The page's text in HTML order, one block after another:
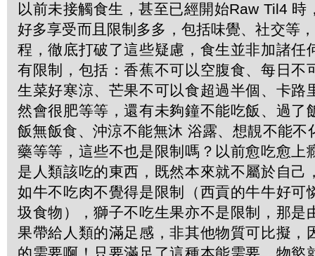
以前未接觸食生，甚至已經開始Raw Til4 時
好多享受而且限制多多，包括味覺、社交等
程，徹底打破了這些疑慮，食生並非加諸任
有限制，包括：香蕉不可以空腹食、每日不
生菜好寒涼、芒果不可以食超過半個、卡路
然會很肥等等，還有未夠鐘不能吃飯、過了
飯無飯食、沖涼不能無沐 浴露、想靚不能不
藥等等，這些不也是限制嗎？以前愈吃愈上
是人類該吃的東西，既然本來就不屬於自己
如牛不吃肉不覺得是限制（西貢的牛牛好可
圾食物），獅子不吃生果亦不是限制，那是
果帶給人類的滿足感，非其他物質可比擬，